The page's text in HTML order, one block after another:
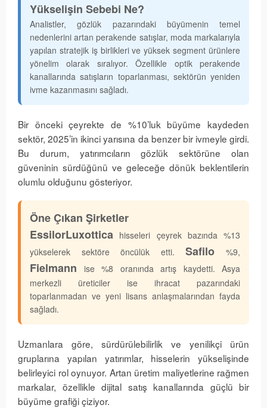
Yükselişin Sebebi Ne?
Analistler, gözlük pazarındaki büyümenin temel
nedenlerini artan perakende satışlar, moda markalarıyla
yapılan stratejik iş birlikleri ve yüksek segment ürünlere
yönelim olarak sıralıyor. Özellikle optik perakende
kanallarında satışların toparlanması, sektörün yeniden
ivme kazanmasını sağladı.
Bir önceki çeyrekte de %10’luk büyüme kaydeden
sektör, 2025’in ikinci yarısına da benzer bir ivmeyle girdi.
Bu durum, yatırımcıların gözlük sektörüne olan
güveninin sürdüğünü ve geleceğe dönük beklentilerin
olumlu olduğunu gösteriyor.
Öne Çıkan Şirketler
EssilorLuxottica hisseleri çeyrek bazında %13
yükselerek sektöre öncülük etti.Safilo %9,
Fielmann ise %8 oranında artış kaydetti. Asya
merkezli üreticiler ise ihracat pazarındaki
toparlanmadan ve yeni lisans anlaşmalarından fayda
sağladı.
Uzmanlara göre, sürdürülebilirlik ve yenilikçi ürün
gruplarına yapılan yatırımlar, hisselerin yükselişinde
belirleyici rol oynuyor. Artan üretim maliyetlerine rağmen
markalar, özellikle dijital satış kanallarında güçlü bir
büyüme grafiği çiziyor.